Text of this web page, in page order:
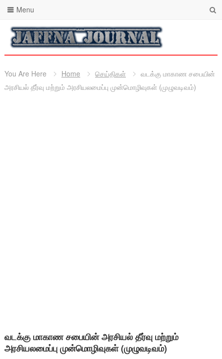
Menu
You Are Here Home செய்திகள்
வடக்கு மாகாண சபையின்
அரசியல் தீர்வு மற்றும் அரசியலமைப்பு முன்மொழிவுகள் (முழுவடிவம்)
வடக்கு மாகாண சபையின் அரசியல் தீர்வு மற்றும்
அரசியலமைப்பு முன்மொழிவுகள் (முழுவடிவம்)